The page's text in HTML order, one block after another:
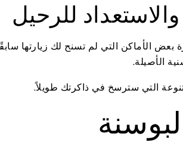
بعض الأماكن التي لم تسنح لك زيارتها
الأصيلة.
التي سترسخ في ذاكرتك طويلاً.